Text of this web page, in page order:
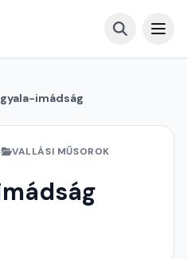
imádság
VALLÁSI MŰSOROK